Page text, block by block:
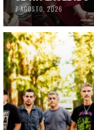
7 AGOSTO, 2026